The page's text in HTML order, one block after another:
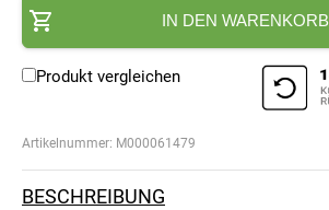
IN DEN WARENKORB
Produkt vergleichen
Artikelnummer: M000061479
BESCHREIBUNG